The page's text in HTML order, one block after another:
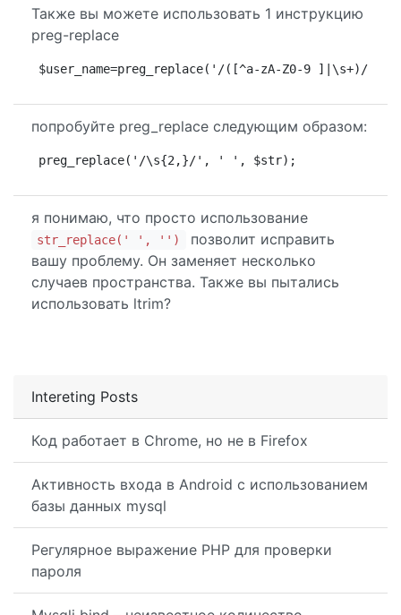
Intereting Posts
Код работает в Chrome, но не в Firefox
Активность входа в Android с использованием
базы данных mysql
Регулярное выражение PHP для проверки
пароля
Также вы можете использовать 1 инструкцию
preg-replace
$user_name=preg_replace('/([^a-zA-Z0-9 ]|\s+)/
попробуйте preg_replace следующим образом:
preg_replace('/\s{2,}/', ' ', $str);
я понимаю, что просто использование
str_replace(' ', '')
позволит исправить
вашу проблему. Он заменяет несколько
случаев пространства. Также вы пытались
использовать ltrim?